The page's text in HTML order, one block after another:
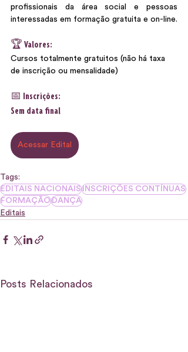
profissionais da área social e pessoas
interessadas em formação gratuita e on-line.
🏆 Valores:
Cursos totalmente gratuitos (não há taxa
de inscrição ou mensalidade)
📅 Inscrições:
Sem data final
Acessar Edital
Tags:
EDITAIS NACIONAISINSCRIÇÕES CONTÍNUAS
FORMAÇÃODANÇA
Editais
Posts Relacionados